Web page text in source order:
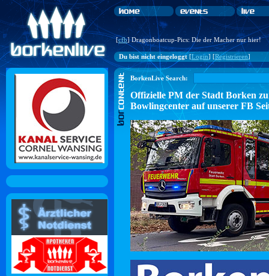
[cfb] Dragonboatcup-Pics: Die der Macher nur hier!
Du bist nicht eingeloggt[Login] [Registrieren]
BorkenLive Search:
Offizielle PM der Stadt Borken
Bowlingcenter auf unserer FB